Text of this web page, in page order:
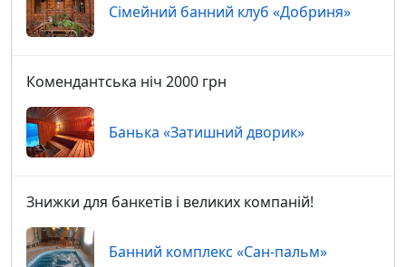
Сімейний банний клуб «Добриня»
Комендантська ніч 2000 грн
Банька «Затишний дворик»
Знижки для банкетів і великих компаній!
Банний комплекс «Сан-пальм»